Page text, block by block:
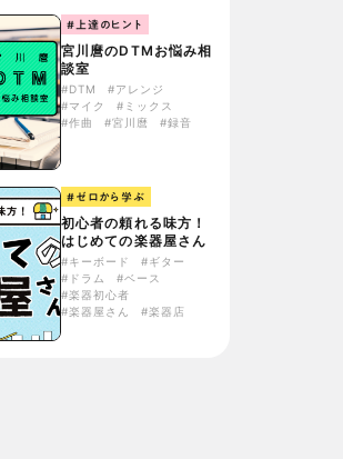
#上達のヒント
宮川麿のDTMお悩み相
談室
#DTM
#アレンジ
#マイク
#ミックス
#作曲
#宮川麿 #録音
#ゼロから学ぶ
初心者の頼れる味方！
はじめての楽器屋さん
#キーボード
#ギター
#ドラム
#ベース
#楽器初心者
#楽器屋さん
#楽器店